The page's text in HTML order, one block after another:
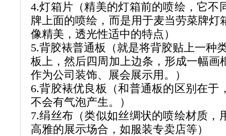
4.灯箱片（精美的灯箱前的喷绘，它不
牌上面的喷绘，而是用于麦当劳菜牌灯
像精美，透光性适中的特点）
5.背胶裱普通板（就是将背胶贴上一种
板上，然后四周加上边条，形成一幅画
作为公司装饰、展会展示用。）
6.背胶裱优良板（和普通板的区别在于
不会有气泡产生。）
7.绢丝布（类似如丝绸状的喷绘材质，
高雅的展示场合，如服装专卖店等）